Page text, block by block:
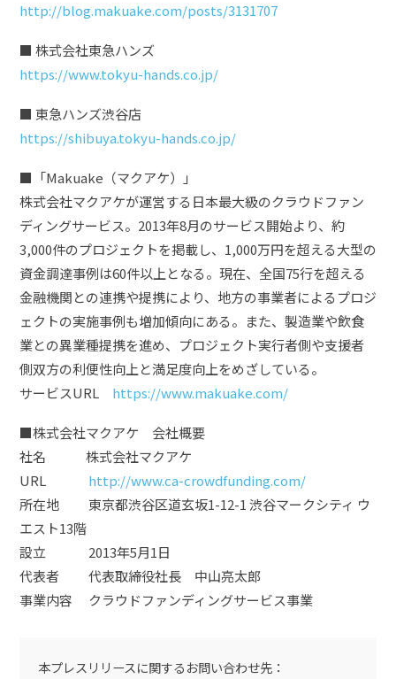
http://blog.makuake.com/posts/3131707
■ 株式会社東急ハンズ
https://www.tokyu-hands.co.jp/
■ 東急ハンズ渋谷店
https://shibuya.tokyu-hands.co.jp/
■「Makuake（マクアケ）」
株式会社マクアケが運営する日本最大級のクラウドファン
ディングサービス。2013年8月のサービス開始より、約
3,000件のプロジェクトを掲載し、1,000万円を超える大型の
資金調達事例は60件以上となる。現在、全国75行を超える
金融機関との連携や提携により、地方の事業者によるプロジ
ェクトの実施事例も増加傾向にある。また、製造業や飲食
業との異業種提携を進め、プロジェクト実行者側や支援者
側双方の利便性向上と満足度向上をめざしている。
サービスURL https://www.makuake.com/
■株式会社マクアケ 会社概要
社名 株式会社マクアケ
URL http://www.ca-crowdfunding.com/
所在地 東京都渋谷区道玄坂1-12-1 渋谷マークシティ ウ
エスト13階
設立 2013年5月1日
代表者 代表取締役社長 中山亮太郎
事業内容 クラウドファンディングサービス事業
本プレスリリースに関するお問い合わせ先：